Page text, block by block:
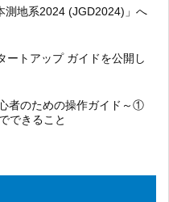
測地系2024 (JGD2024)」へ
ートアップ ガイドを公開し
者のための操作ガイド～①
できること